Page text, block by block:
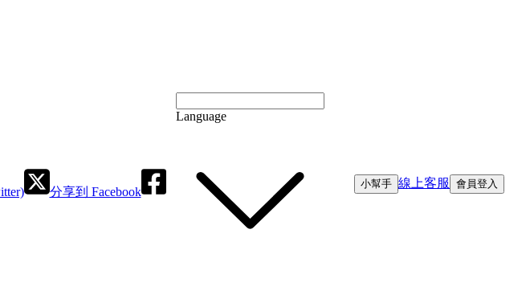
分享到 Facebook
Language
小幫手 線上客服 會員登入